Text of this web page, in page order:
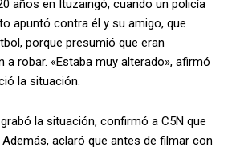
años en Ituzaingó, cuando un policía
apuntó contra él y su amigo, que
porque presumió que eran
a robar. «Estaba muy alterado», afirmó
la situación.
la situación, confirmó a C5N que
aclaró que antes de filmar con